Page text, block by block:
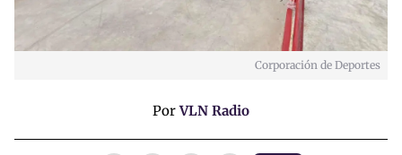
Corporación de Deportes
PorVLN Radio